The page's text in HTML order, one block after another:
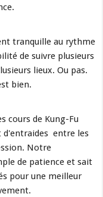
tranquille au rythme
de suivre plusieurs
lieux. Ou pas.
bien.
cours de Kung-Fu
d'entraides  entre les
Notre
de patience et sait
pour une meilleur